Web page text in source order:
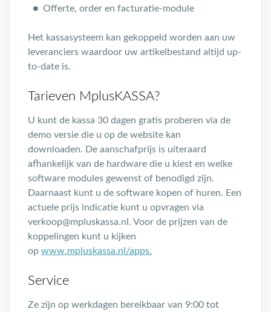
Offerte, order en facturatie-module
Het kassasysteem kan gekoppeld worden aan uw
leveranciers waardoor uw artikelbestand altijd up-
to-date is.
Tarieven MplusKASSA?
U kunt de kassa 30 dagen gratis proberen via de
demo versie die u op de website kan
downloaden. De aanschafprijs is uiteraard
afhankelijk van de hardware die u kiest en welke
software modules gewenst of benodigd zijn.
Daarnaast kunt u de software kopen of huren. Een
actuele prijs indicatie kunt u opvragen via
verkoop@mpluskassa.nl. Voor de prijzen van de
koppelingen kunt u kijken
op www.mpluskassa.nl/apps.
Service
Ze zijn op werkdagen bereikbaar van 9:00 tot